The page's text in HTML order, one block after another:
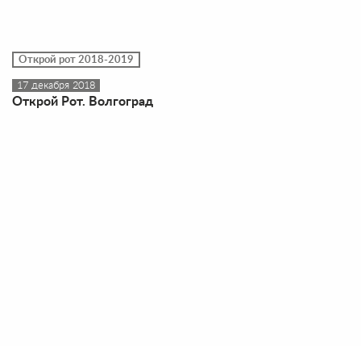
Открой рот 2018-2019
17 декабря 2018
Открой Рот. Волгоград